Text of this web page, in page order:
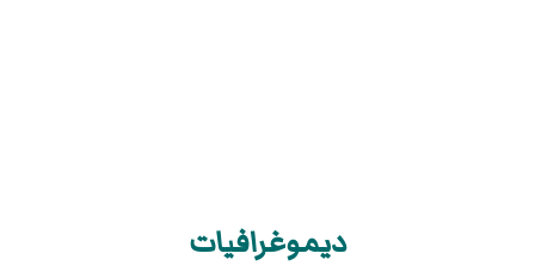
ديموغرافيات